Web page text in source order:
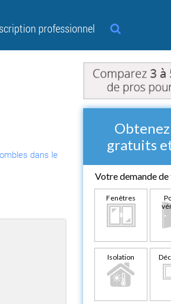
professionnel
dans le
gratuits
Votre demande
Fenêtres
Isolation